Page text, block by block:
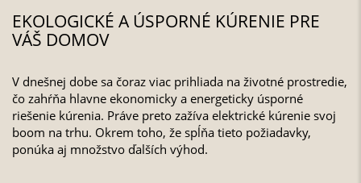
EKOLOGICKÉ A ÚSPORNÉ KÚRENIE PRE
VÁŠ DOMOV
V dnešnej dobe sa čoraz viac prihliada na životné prostredie,
čo zahŕňa hlavne ekonomicky a energeticky úsporné
riešenie kúrenia. Práve preto zažíva elektrické kúrenie svoj
boom na trhu. Okrem toho, že spĺňa tieto požiadavky,
ponúka aj množstvo ďalších výhod.